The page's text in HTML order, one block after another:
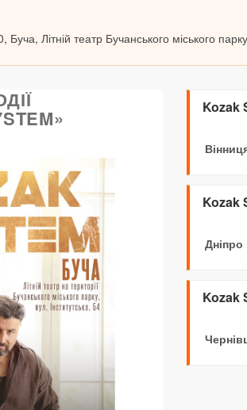
Літній театр Бучанського міського
Kozak
Kozak
Дніпро
Kozak